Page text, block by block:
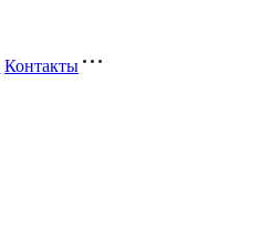
Контакты